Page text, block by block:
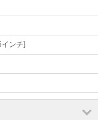
方へのお届に遅延が
いたします。
ており、適格請求書発
送付いたします【納
す。営業時間外のご注
ンチ]